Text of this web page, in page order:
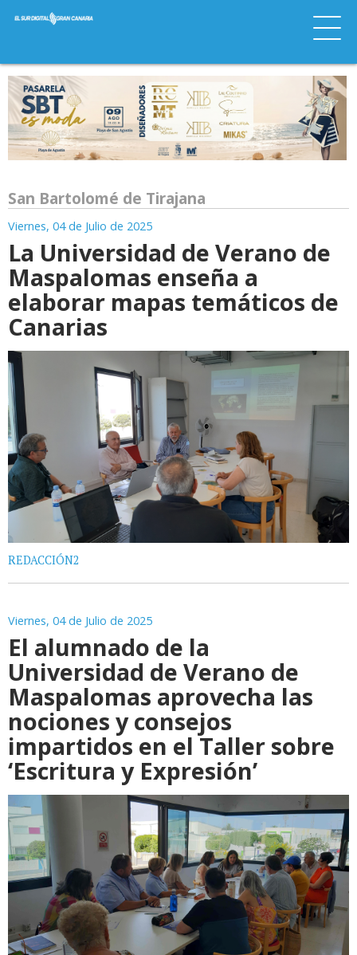
San Bartolomé de Tirajana
Viernes, 04 de Julio de 2025
La Universidad de Verano de
Maspalomas enseña a
elaborar mapas temáticos de
Canarias
REDACCIÓN2
Viernes, 04 de Julio de 2025
El alumnado de la
Universidad de Verano de
Maspalomas aprovecha las
nociones y consejos
impartidos en el Taller sobre
‘Escritura y Expresión’